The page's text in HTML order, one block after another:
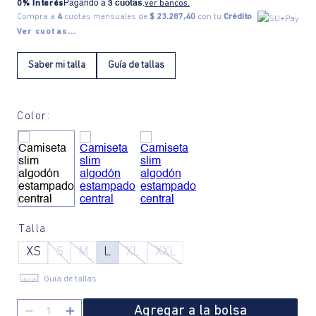
0% Interés Pagando a 3 cuotas.ver bancos.
Compra a 4cuotas mensuales de $ 23.287,40 con tu Crédito
Ver cuotas...
Saber mi talla Guía de tallas
Color:
Talla
XS S M L XL XXL
Guía de tallas
＋
－ Agregar a la bolsa